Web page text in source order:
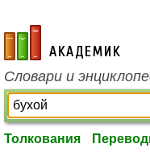
academic.ru
Словари и
Толкования